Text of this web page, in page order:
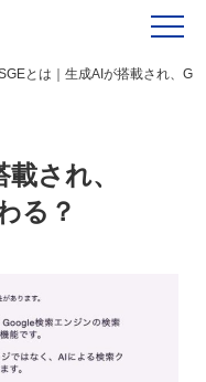
とは｜生成AIが搭載され、
され、
る？